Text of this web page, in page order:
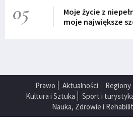
05
Moje życie z
moje największe
Prawo Aktualności Regiony
Kultura i Sztuka
Sport i
Nauka, Zdrowie i